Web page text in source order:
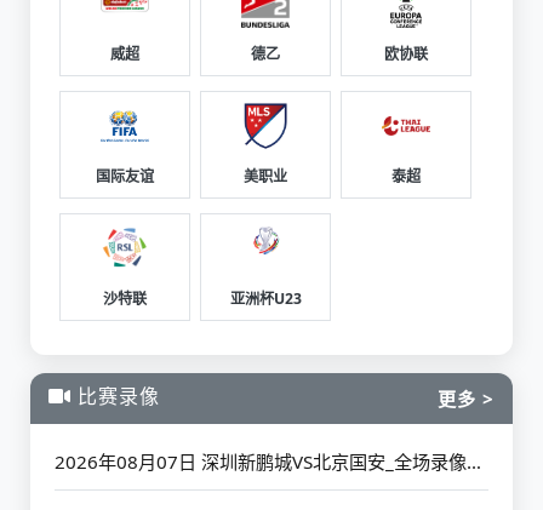
威超 德乙 欧协联
国际友谊 美职业 泰超
沙特联 亚洲杯U23
比赛录像 更多 >
2026年08月07日 深圳新鹏城VS北京国安_全场录像【高清回放】